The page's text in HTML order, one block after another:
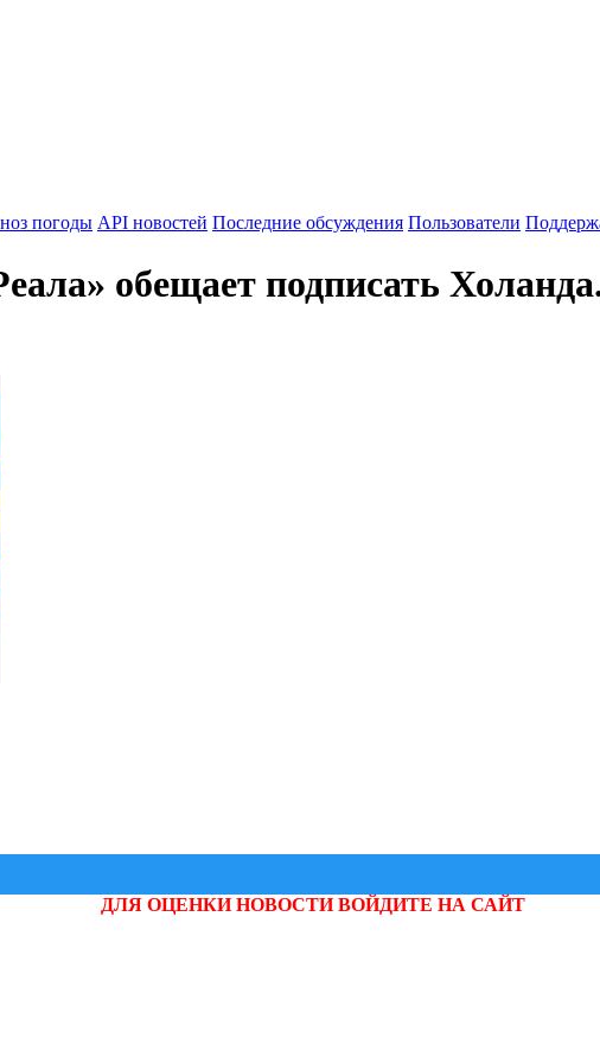
погоды API новостей Последние обсуждения Пользователи
обещает подписать
ДЛЯ ОЦЕНКИ НОВОСТИ ВОЙДИТЕ НА САЙТ